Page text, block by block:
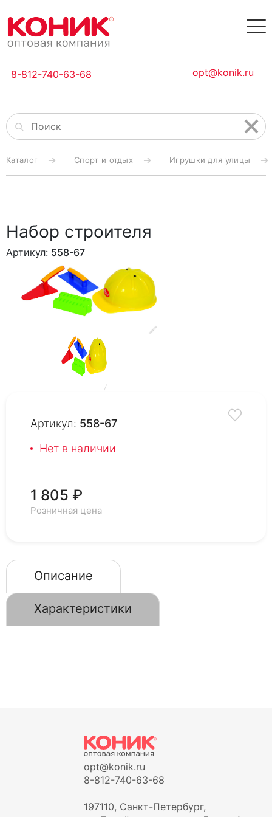
8-812-740-63-68 opt@konik.ru
Каталог Спорт и отдых Игрушки для улицы
Набор строителя
Артикул: 558-67
Артикул: 558-67
Нет в наличии
1 805 ₽
Розничная цена
Описание
Характеристики
opt@konik.ru
8-812-740-63-68
197110, Санкт-Петербург,